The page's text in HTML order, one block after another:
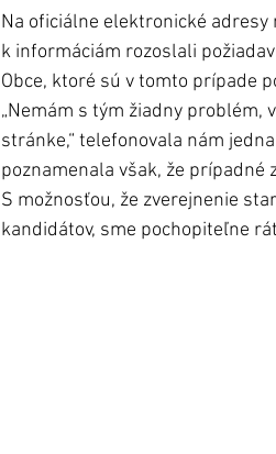
Na oficiálne elektronické
k informáciám rozoslali
Obce, ktoré sú v tomto prípade
„Nemám s tým žiadny
stránke,“ telefonovala nám
poznamenala však, že
S možnosťou, že zverejnenie
kandidátov, sme pochopiteľne